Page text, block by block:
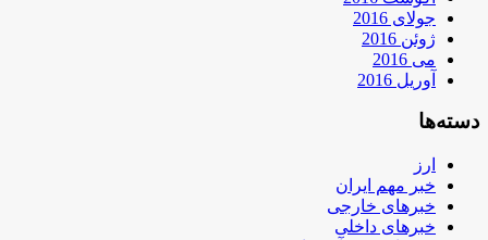
جولای 2016
ژوئن 2016
می 2016
آوریل 2016
دسته‌ها
ارز
خبر مهم ایران
خبرهای خارجی
خبرهای داخلی